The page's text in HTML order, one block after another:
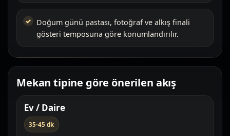
Doğum günü pastası, fotoğraf ve alkış finali
gösteri temposuna göre konumlandırılır.
Mekan tipine göre önerilen akış
Ev / Daire
35-45 dk